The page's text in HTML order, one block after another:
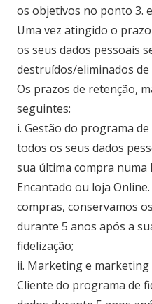
os objetivos no ponto 3.
Uma vez atingido o
os seus dados pessoais
destruídos/eliminados
Os prazos de retenção,
seguintes:
i. Gestão do programa
todos os seus dados
sua última compra numa
Encantado ou loja
compras, conservamos
durante 5 anos após a
fidelização;
ii. Marketing e
Cliente do programa de